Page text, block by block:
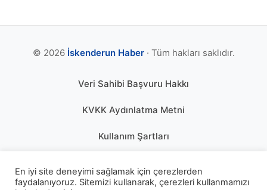
© 2026 İskenderun Haber· Tüm hakları saklıdır.
Veri Sahibi Başvuru Hakkı
KVKK Aydınlatma Metni
Kullanım Şartları
En iyi site deneyimi sağlamak için çerezlerden
faydalanıyoruz. Sitemizi kullanarak, çerezleri kullanmamızı